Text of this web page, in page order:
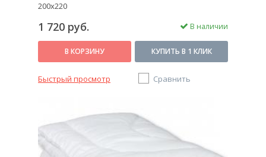
200х220
1 720 руб. В наличии
В КОРЗИНУ КУПИТЬ В 1 КЛИК
Быстрый просмотр Сравнить